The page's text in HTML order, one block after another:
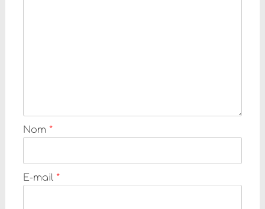
Nom *
E-mail *